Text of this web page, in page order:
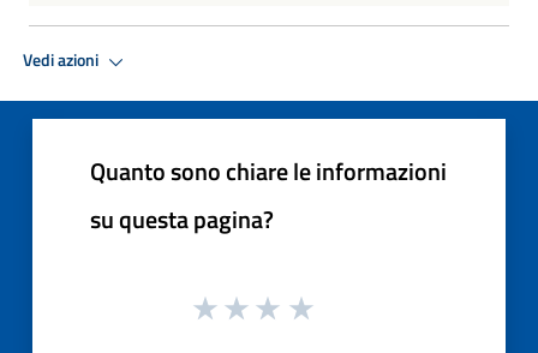
Vedi azioni
Quanto sono chiare le informazioni
su questa pagina?